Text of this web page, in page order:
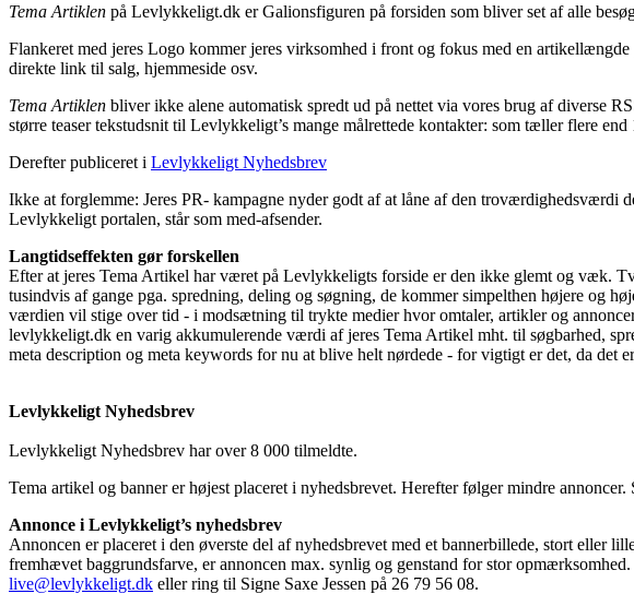
Tema Artiklen på Levlykkeligt.dk er Galionsfiguren på forsiden som bliver set af alle
Flankeret med jeres Logo kommer jeres virksomhed i front og fokus med en
direkte link til salg, hjemmeside osv.
Tema Artiklen bliver ikke alene automatisk spredt ud på nettet via vores brug af diverse
større teaser tekstudsnit til Levlykkeligt’s mange målrettede kontakter: som tæller flere
Derefter publiceret i Levlykkeligt Nyhedsbrev
Ikke at forglemme: Jeres PR- kampagne nyder godt af at låne af den
Levlykkeligt portalen, står som med-afsender.
Langtidseffekten gør forskellen
Efter at jeres Tema Artikel har været på Levlykkeligts forside er den ikke glemt og væk.
tusindvis af gange pga. spredning, deling og søgning, de kommer simpelthen højere og
værdien vil stige over tid - i modsætning til trykte medier hvor omtaler, artikler og
levlykkeligt.dk en varig akkumulerende værdi af jeres Tema Artikel mht. til søgbarhed,
meta description og meta keywords for nu at blive helt nørdede - for vigtigt er det, da det
Levlykkeligt Nyhedsbrev
Levlykkeligt Nyhedsbrev har over 8 000 tilmeldte.
Tema artikel og banner er højest placeret i nyhedsbrevet. Herefter følger mindre annoncer.
Annonce i Levlykkeligt’s nyhedsbrev
Annoncen er placeret i den øverste del af nyhedsbrevet med et bannerbillede, stort eller
fremhævet baggrundsfarve, er annoncen max. synlig og genstand for stor
live@levlykkeligt.dk eller ring til Signe Saxe Jessen på 26 79 56 08.